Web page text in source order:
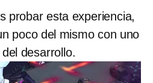
probar esta experiencia,
poco del mismo con uno
desarrollo.